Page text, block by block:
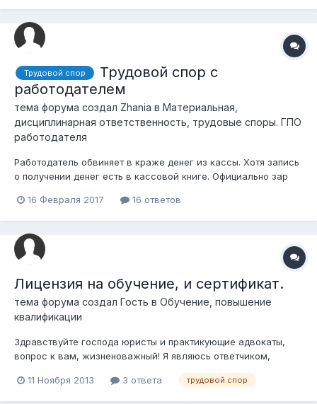
Трудовой спор
Трудовой спор с
работодателем
тема форума создал Zhania в Материальная,
дисциплинарная ответственность, трудовые споры. ГПО
работодателя
Работодатель обвиняет в краже денег из кассы. Хотя запись
о получении денег есть в кассовой книге. Официально зар
которые и расписывалась в кассовой книге, причем не я
одна. Теперь директор обвиняет меня в том что я якобы
выкрала эти деньги и пода...
16 Февраля 2017 16 ответов
Лицензия на обучение, и сертификат.
тема форума создал Гость в Обучение, повышение
квалификации
Здравствуйте господа юристы и практикующие адвокаты,
вопрос к вам, жизненоважный! Я являюсь ответчиком,
неотработанный срок. Я разошёлся с работодателем летом
11 Ноября 2013 3 ответа трудовой спор